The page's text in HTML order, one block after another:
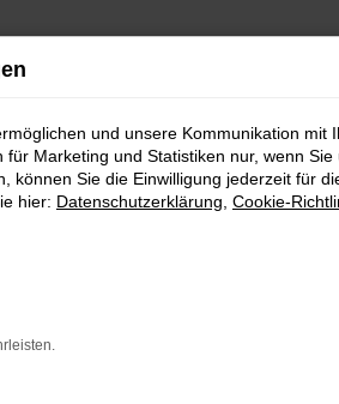
und unsere Kommunikation mit
Marketing und Statistiken nur, wenn Sie
können Sie die Einwilligung jederzeit für
hier: Datenschutzerklärung Cookie-